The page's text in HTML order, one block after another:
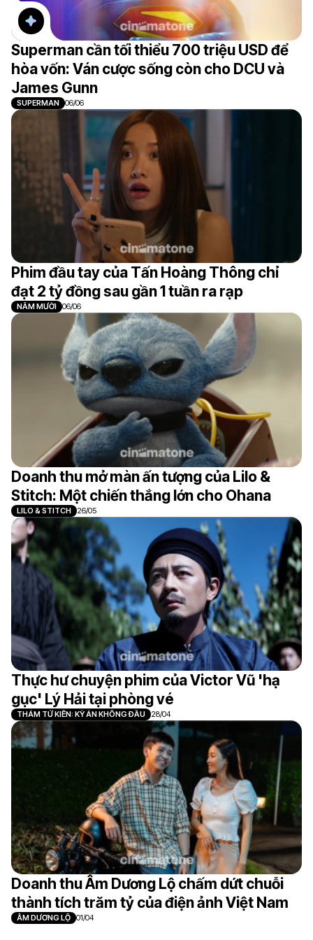
Superman cần tối thiểu 700 triệu USD để
hòa vốn: Ván cược sống còn cho DCU và
James Gunn
SUPERMAN 06/06
Phim đầu tay của Tấn Hoàng Thông chỉ
đạt 2 tỷ đồng sau gần 1 tuần ra rạp
NĂM MƯỜI 06/06
Doanh thu mở màn ấn tượng của Lilo &
Stitch: Một chiến thắng lớn cho Ohana
LILO & STITCH 26/05
Thực hư chuyện phim của Victor Vũ 'hạ
gục' Lý Hải tại phòng vé
THÁM TỬ KIÊN: KỲ ÁN KHÔNG ĐẦU 28/04
Doanh thu Âm Dương Lộ chấm dứt chuỗi
thành tích trăm tỷ của điện ảnh Việt Nam
ÂM DƯƠNG LỘ 01/04